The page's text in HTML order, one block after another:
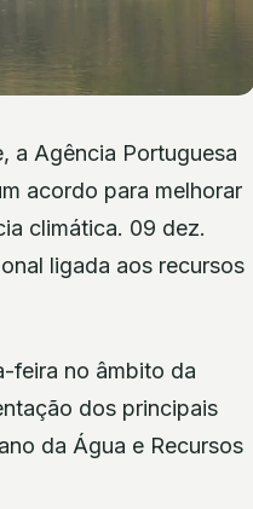
a Agência Portuguesa
acordo para melhorar
climática. 09 dez.
ligada aos recursos
feira no âmbito da
dos principais
da Água e Recursos